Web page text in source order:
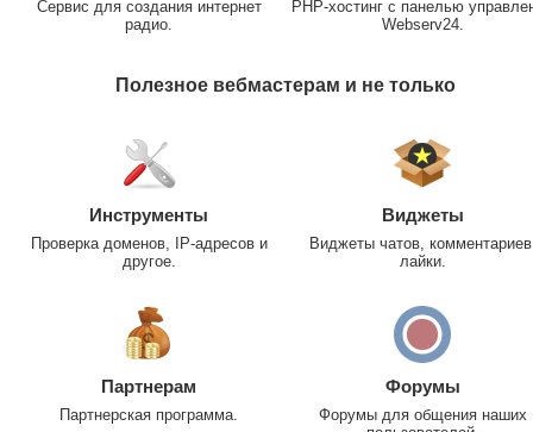
Сервис для создания интернет
радио.
PHP-хостинг с панелью
Webserv24.
Полезное вебмастерам и не только
Инструменты
Проверка доменов, IP-адресов и
другое.
Виджеты
Виджеты чатов,
лайки.
Партнерам
Партнерская программа.
Форумы
Форумы для общения наших